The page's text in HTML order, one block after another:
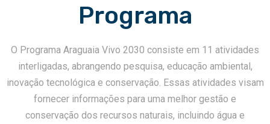
Programa
O Programa Araguaia Vivo 2030 consiste em 11 atividades
interligadas, abrangendo pesquisa, educação ambiental,
inovação tecnológica e conservação. Essas atividades visam
fornecer informações para uma melhor gestão e
conservação dos recursos naturais, incluindo água e